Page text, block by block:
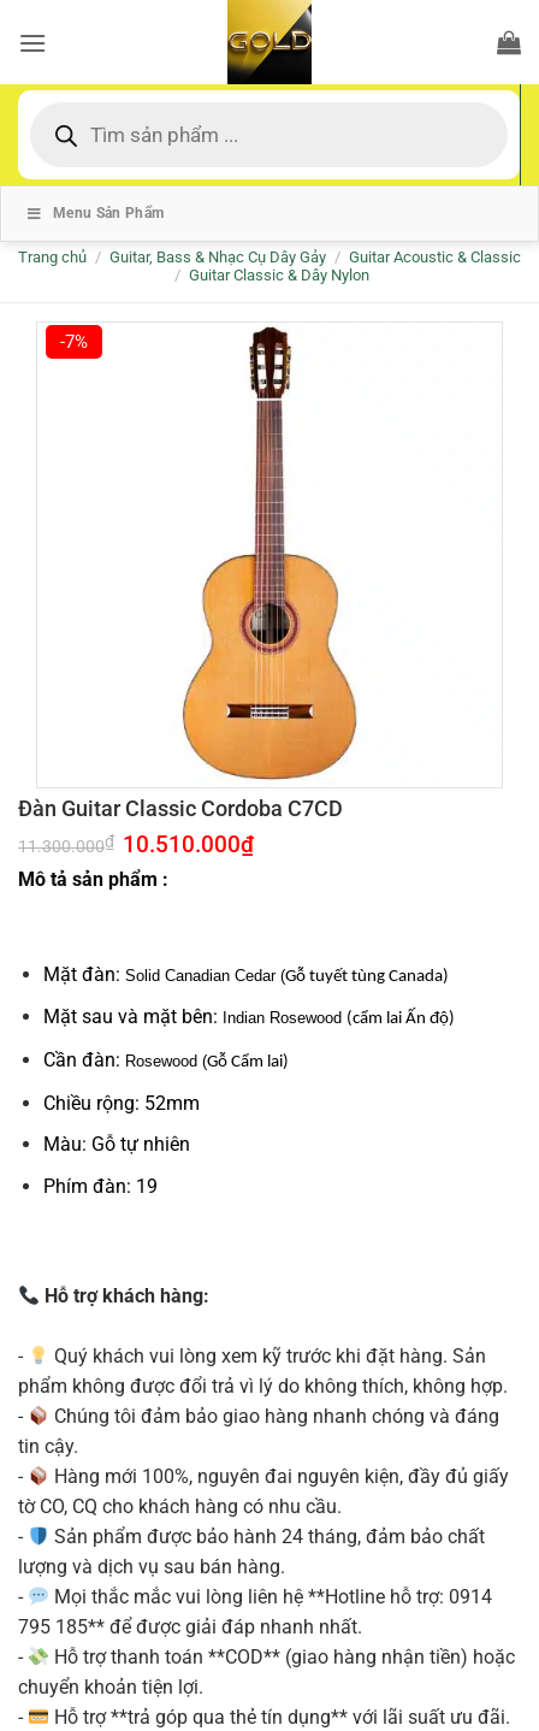
qua
dung
kiếm
Menu Sản Phẩm
Trang chủ / Guitar, Bass & Nhạc Cụ Dây Gảy / Guitar Acoustic & Classic
/ Guitar Classic & Dây Nylon
-7%
Đàn Guitar Classic Cordoba C7CD
11.300.000₫ Giá
gốc
là:
11.300.000₫.
10.510.000₫Giá
Mô tả sản phẩm :
Mặt đàn: Solid Canadian Cedar (Gỗ tuyết tùng Canada)
Mặt sau và mặt bên: Indian Rosewood (cẩm lai Ấn độ)
Cần đàn: Rosewood (Gỗ Cẩm lai)
Chiều rộng: 52mm
Màu: Gỗ tự nhiên
Phím đàn: 19
Hỗ trợ khách hàng:
-
Quý khách vui lòng xem kỹ trước khi đặt hàng. Sản
phẩm không được đổi trả vì lý do không thích, không hợp.
-
Chúng tôi đảm bảo giao hàng nhanh chóng và đáng
tin cậy.
-
Hàng mới 100%, nguyên đai nguyên kiện, đầy đủ giấy
tờ CO, CQ cho khách hàng có nhu cầu.
-
Sản phẩm được bảo hành 24 tháng, đảm bảo chất
lượng và dịch vụ sau bán hàng.
-
Mọi thắc mắc vui lòng liên hệ **Hotline hỗ trợ: 0914
795 185** để được giải đáp nhanh nhất.
-
Hỗ trợ thanh toán **COD** (giao hàng nhận tiền) hoặc
chuyển khoản tiện lợi.
-
Hỗ trợ **trả góp qua thẻ tín dụng** với lãi suất ưu đãi.